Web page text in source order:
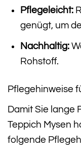
Pflegeleicht:
genügt, um
Nachhaltig:
Rohstoff.
Pflegehinweise
Damit Sie lange
Teppich Mysen
folgende